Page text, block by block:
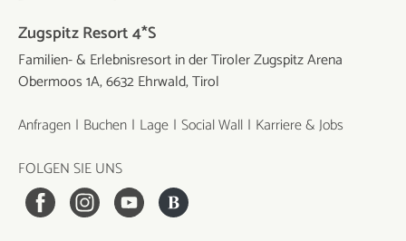
Zugspitz Resort 4*S
Familien- & Erlebnisresort in der Tiroler Zugspitz Arena
Obermoos 1A, 6632 Ehrwald, Tirol
Anfragen Buchen Lage Social Wall Karriere & Jobs
FOLGEN SIE UNS